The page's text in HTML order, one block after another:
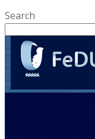
Search